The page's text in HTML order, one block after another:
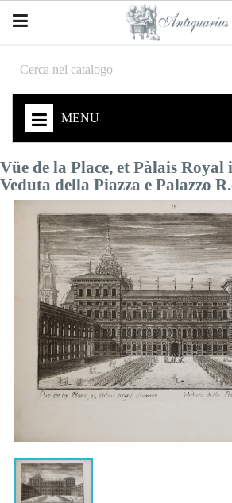
MENU
Vüe de la Place, et Pàlais Royal
Veduta della Piazza e Palazzo